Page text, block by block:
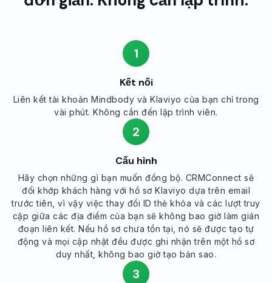
1
Kết nối
Liên kết tài khoản Mindbody và Klaviyo của bạn chỉ trong
vài phút. Không cần đến lập trình viên.
2
Cấu hình
Hãy chọn những gì bạn muốn đồng bộ. CRMConnect sẽ
đối khớp khách hàng với hồ sơ Klaviyo dựa trên email
trước tiên, vì vậy việc thay đổi ID thẻ khóa và các lượt truy
cập giữa các địa điểm của bạn sẽ không bao giờ làm gián
đoạn liên kết. Nếu hồ sơ chưa tồn tại, nó sẽ được tạo tự
động và mọi cập nhật đều được ghi nhận trên một hồ sơ
duy nhất, không bao giờ tạo bản sao.
3